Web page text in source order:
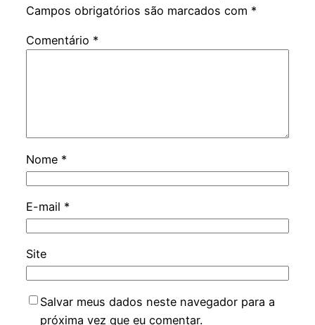
Campos obrigatórios são marcados com *
Comentário *
Nome *
E-mail *
Site
Salvar meus dados neste navegador para a
próxima vez que eu comentar.